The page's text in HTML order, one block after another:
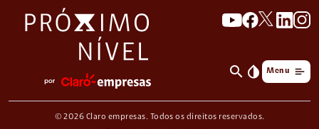
search invert_colors Menu
© 2026 Claro empresas. Todos os direitos reservados.